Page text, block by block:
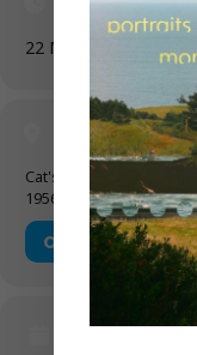
Time
22 Mai 2026 18 h 30
Location
Cat's Corner
1956 Frontenac
OTHER EVENTS